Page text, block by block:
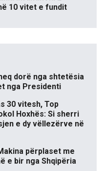
10 vitet e fundit
dorë nga shtetësia
nga Presidenti
30 vitesh, Top
Hoxhës: Si sherri
e dy vëllezërve në
përplaset me
e bir nga Shqipëria